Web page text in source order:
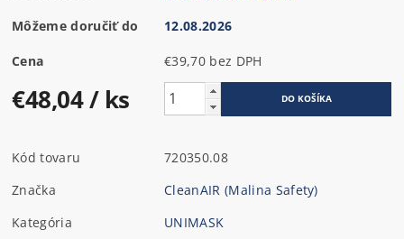
Môžeme doručiť do 12.08.2026
Cena €39,70 bez DPH
€48,04/ ks
Kód tovaru
720350.08
Značka
CleanAIR (Malina Safety)
Kategória
UNIMASK